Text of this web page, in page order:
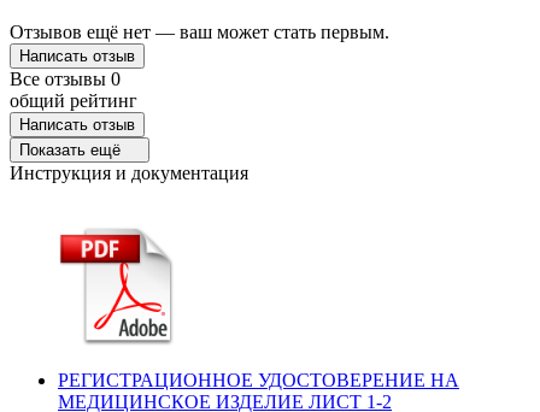
Отзывов ещё нет — ваш может стать первым.
Написать отзыв
Все отзывы 0
общий рейтинг
Написать отзыв
Показать ещё
Инструкция и документация
РЕГИСТРАЦИОННОЕ УДОСТОВЕРЕНИЕ НА
МЕДИЦИНСКОЕ ИЗДЕЛИЕ ЛИСТ 1-2